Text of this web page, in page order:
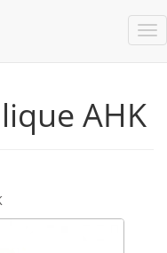
AHK